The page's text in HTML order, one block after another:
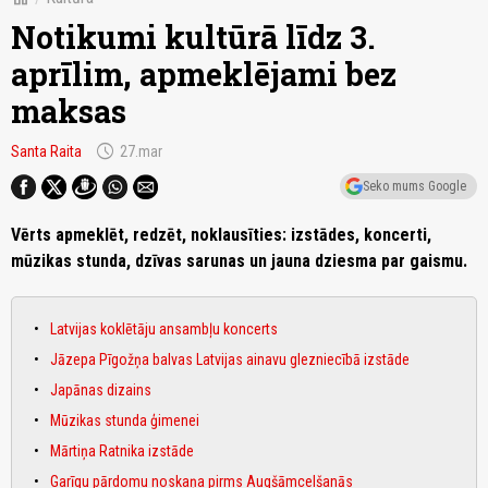
Notikumi kultūrā līdz 3.
aprīlim, apmeklējami bez
maksas
Santa Raita schedule 27.mar
Seko mums Google
Vērts apmeklēt, redzēt, noklausīties: izstādes, koncerti,
mūzikas stunda, dzīvas sarunas un jauna dziesma par gaismu.
Latvijas koklētāju ansambļu koncerts
Jāzepa Pīgožņa balvas Latvijas ainavu glezniecībā izstāde
Japānas dizains
Mūzikas stunda ģimenei
Mārtiņa Ratnika izstāde
Garīgu pārdomu noskaņa pirms Augšāmcelšanās